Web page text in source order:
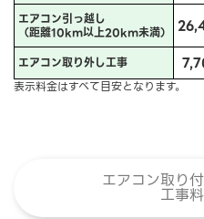
エアコン引っ越し
（距離10km以上20km未満）
エアコン取り外し工事
表示料金はすべて目安となります。
エアコン取り
工事